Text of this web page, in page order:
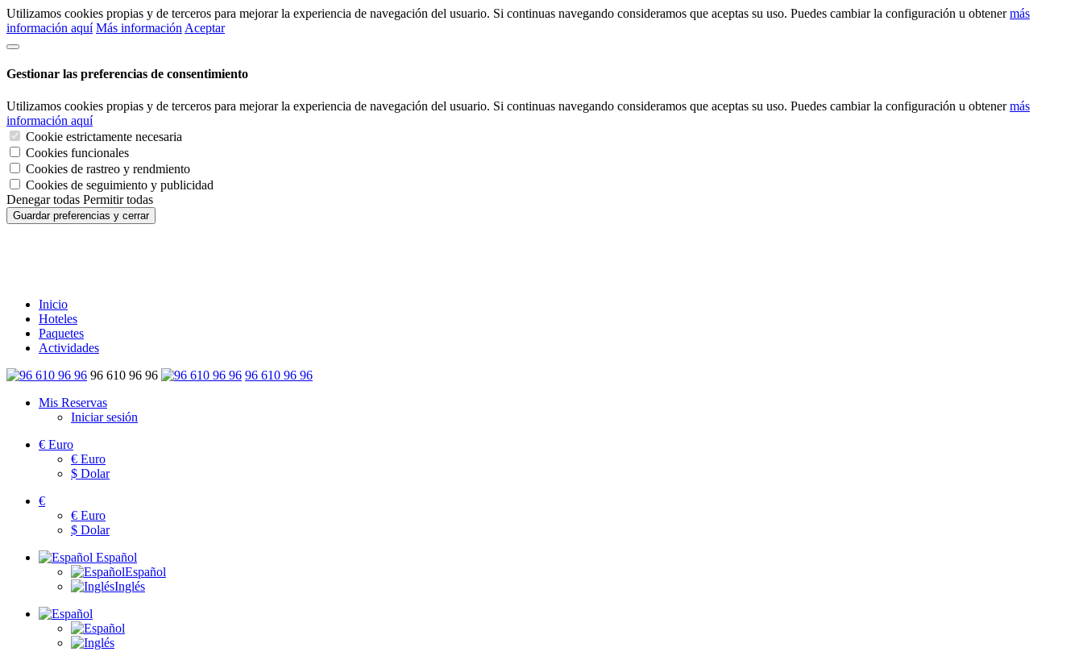
Utilizamos cookies propias y de terceros para mejorar la experiencia de navegación del usuario. Si continuas navegando consideramos que aceptas su uso. Puedes cambiar la configuración u obtenermás
información aquí Más información Aceptar
Gestionar las preferencias de consentimiento
Utilizamos cookies propias y de terceros para mejorar la experiencia de navegación del usuario. Si continuas navegando consideramos que aceptas su uso. Puedes cambiar la configuración u obtenermás
información aquí
Cookie estrictamente necesaria
Cookies funcionales
Cookies de rastreo y rendmiento
Cookies de seguimiento y publicidad
Denegar todas Permitir todas
Guardar preferencias y cerrar
Inicio
Hoteles
Paquetes
Actividades
96 610 96 96
96 610 96 96
Mis Reservas
Iniciar sesión
€ Euro
€ Euro
$ Dolar
€
€ Euro
$ Dolar
Español
Español
Inglés